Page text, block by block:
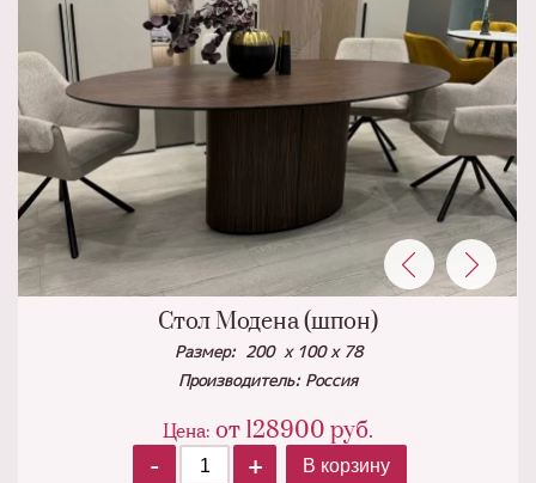
Стол Модена (шпон)
Размер: 200 х 100 х 78
Производитель: Россия
Цена: от 128900 руб.
-
+ В корзину